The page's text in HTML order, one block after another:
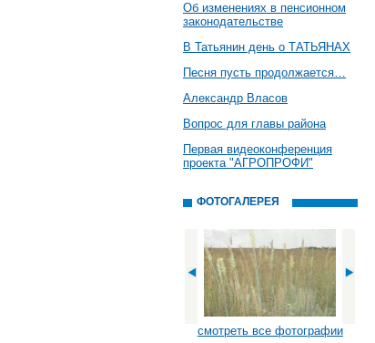
Об изменениях в пенсионном
законодательстве
В Татьянин день о ТАТЬЯНАХ
Песня пусть продолжается…
Александр Власов
Вопрос для главы района
Первая видеоконференция
проекта "АГРОПРОФИ"
ФОТОГАЛЕРЕЯ
смотреть все фотографии